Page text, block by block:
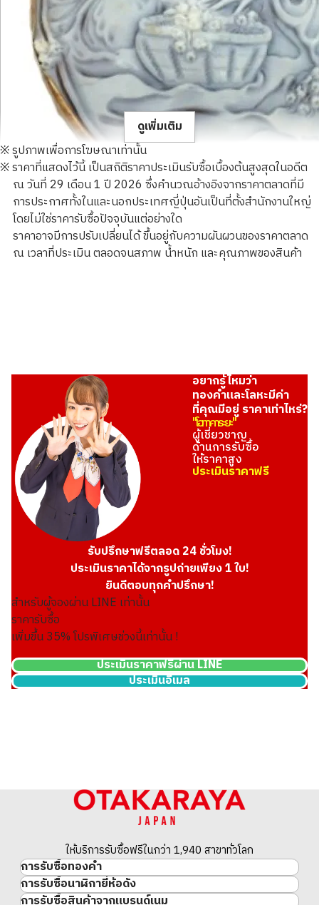
18K gold (K18) cameo brooch
ราคารับซื้ออ้างอิง
THB 30,749.74
ดูเพิ่มเติม
※ รูปภาพเพื่อการโฆษณาเท่านั้น
※ ราคาที่แสดงไว้นี้ เป็นสถิติราคาประเมินรับซื้อเบื้องต้นสูงสุดในอดีต
ณ วันที่ 29 เดือน 1 ปี 2026 ซึ่งคำนวณอ้างอิงจากราคาตลาดที่มี
การประกาศทั้งในและนอกประเทศญี่ปุ่นอันเป็นที่ตั้งสำนักงานใหญ่
โดยไม่ใช่ราคารับซื้อปัจจุบันแต่อย่างใด
ราคาอาจมีการปรับเปลี่ยนได้ ขึ้นอยู่กับความผันผวนของราคาตลาด
ณ เวลาที่ประเมิน ตลอดจนสภาพ น้ำหนัก และคุณภาพของสินค้า
อยากรู้ไหมว่า
ทองคำและโลหะมีค่า
ที่คุณมีอยู่ ราคาเท่าไหร่?
"โอทาคาระยะ"
ผู้เชี่ยวชาญ
ด้านการรับซื้อ
ให้ราคาสูง
ประเมินราคาฟรี
รับปรึกษาฟรีตลอด 24 ชั่วโมง!
ประเมินราคาได้จากรูปถ่ายเพียง 1 ใบ!
ยินดีตอบทุกคำปรึกษา!
สำหรับผู้จองผ่าน LINE เท่านั้น
ราคารับซื้อ
เพิ่มขึ้น35% โปรพิเศษช่วงนี้เท่านั้น !
ประเมินราคาฟรีผ่าน LINE
ประเมินอีเมล
ให้บริการรับซื้อฟรีในกว่า 1,940 สาขาทั่วโลก
การรับซื้อทองคำ
ทองคำ
การรับซื้อนาฬิกายี่ห้อดัง
นาฬิกาแบรนด์เนม
การรับซื้อสินค้าจากแบรนด์เนม